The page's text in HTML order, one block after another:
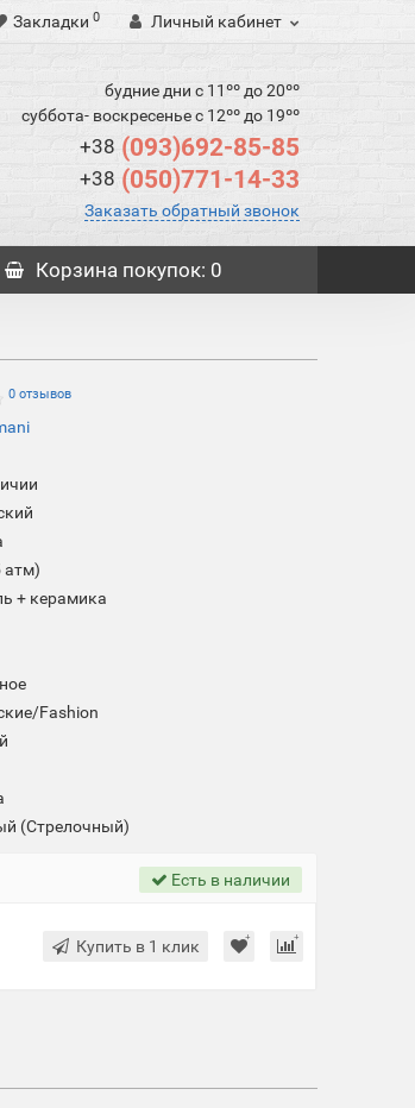
Закладки 0 Личный кабинет
будние дни с 11ºº до 20ºº
суббота- воскресенье с 12ºº до 19ºº
+38 (093)692-85-85
+38 (050)771-14-33
Заказать обратный звонок
Корзина покупок: 0
0 отзывов
атм)
+ керамика
Fashion
(Стрелочный)
Есть в наличии
Купить в 1 клик